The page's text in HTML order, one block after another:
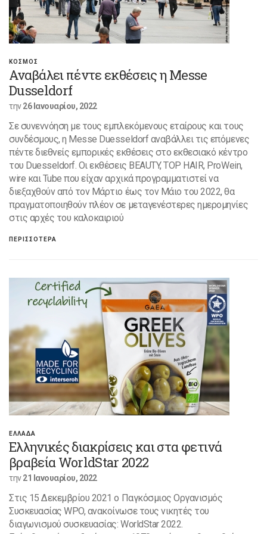
ΚΟΣΜΟΣ
Αναβάλει πέντε εκθέσεις η Messe
Dusseldorf
την26 Ιανουαρίου, 2022
Σε συνεννόηση με τους εμπλεκόμενους εταίρους και τους
συνδέσμους, η Messe Duesseldorf αναβάλλει τις επόμενες
πέντε διεθνείς εμπορικές εκθέσεις στο εκθεσιακό κέντρο
του Duesseldorf. Οι εκθέσεις BEAUTY, TOP HAIR, ProWein,
wire και Tube που είχαν αρχικά προγραμματιστεί να
διεξαχθούν από τον Μάρτιο έως τον Μάιο του 2022, θα
πραγματοποιηθούν πλέον σε μεταγενέστερες ημερομηνίες
στις αρχές του καλοκαιριού
ΠΕΡΙΣΣΟΤΕΡΑ
ΕΛΛΑΔΑ
Ελληνικές διακρίσεις και στα φετινά
βραβεία WorldStar 2022
την21 Ιανουαρίου, 2022
Στις 15 Δεκεμβρίου 2021 ο Παγκόσμιος Οργανισμός
Συσκευασίας WPO, ανακοίνωσε τους νικητές του
διαγωνισμού συσκευασίας: WorldStar 2022.